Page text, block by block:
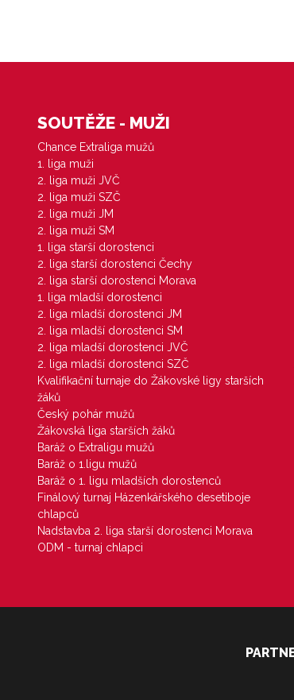
SOUTĚŽE - MUŽI
Chance Extraliga mužů
1. liga muži
2. liga muži JVČ
2. liga muži SZČ
2. liga muži JM
2. liga muži SM
1. liga starší dorostenci
2. liga starší dorostenci Čechy
2. liga starší dorostenci Morava
1. liga mladší dorostenci
2. liga mladší dorostenci JM
2. liga mladší dorostenci SM
2. liga mladší dorostenci JVČ
2. liga mladší dorostenci SZČ
Kvalifikační turnaje do Žákovské ligy starších
žáků
Český pohár mužů
Žákovská liga starších žáků
Baráž o Extraligu mužů
Baráž o 1.ligu mužů
Baráž o 1. ligu mladších dorostenců
Finálový turnaj Házenkářského desetiboje
chlapců
Nadstavba 2. liga starší dorostenci Morava
ODM - turnaj chlapci